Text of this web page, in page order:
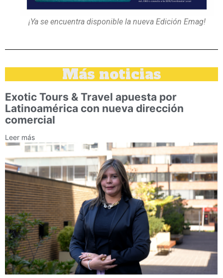
¡Ya se encuentra disponible la nueva Edición Emag!
Más noticias
Exotic Tours & Travel apuesta por
Latinoamérica con nueva dirección
comercial
Leer más